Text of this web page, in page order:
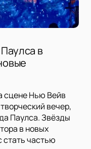
в
сцене Нью Вейв
вечер,
Паулса. Звёзды
в новых
стать частью